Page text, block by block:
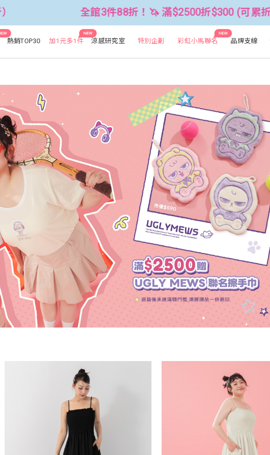
🦄 滿$2500折$300 (可累折） 全館3件88
熱銷TOP30
NEW
加1元多1件 涼感研究室 特別企劃
NEW
彩虹小馬聯名 品牌支線